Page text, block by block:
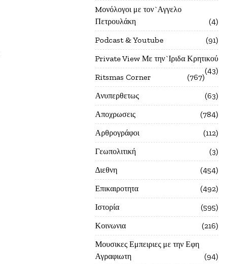
Mονόλογοι με τον`Αγγελο
Πετρουλάκη
4
Podcast & Youtube
91
Private View Με την`Ιριδα Κρητικού
43
Ritsmas Corner
767
Ανυπερθετως
63
Αποχρωσεις
784
Αρθρογράφοι
112
Γεωπολιτική
3
Διεθνη
454
Επικαιροτητα
492
Ιστορία
595
Κοινωνια
216
Μουσικες Εμπειριες με την Εφη
Αγραφιωτη
94